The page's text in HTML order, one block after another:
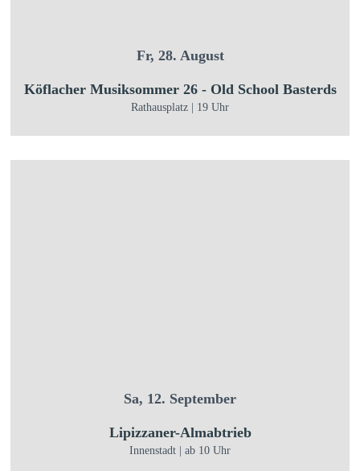
Fr, 28. August
Köflacher Musiksommer 26 - Old School Basterds
Rathausplatz | 19 Uhr
Sa, 12. September
Lipizzaner-Almabtrieb
Innenstadt | ab 10 Uhr